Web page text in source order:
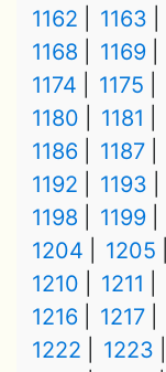
1162
1163
1168
1169
1174
1175
1180
1181
1186
1187
1192
1193
1198
1199
1204
1205
1210
1211
1216
1217
1222
1223